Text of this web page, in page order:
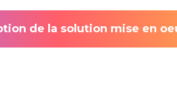
de la solution mise en